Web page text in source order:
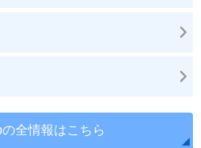
全情報はこちら